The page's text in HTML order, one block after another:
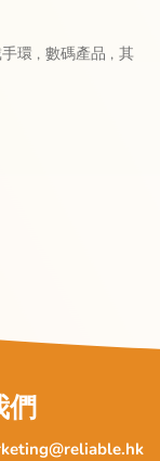
環 , 數碼產品 , 其
們